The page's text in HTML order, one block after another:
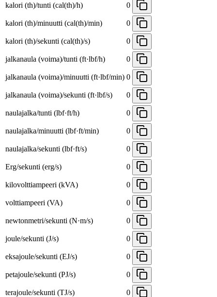
kalori (th)/tunti (cal(th)/h) 0
kalori (th)/minuutti (cal(th)/min) 0
kalori (th)/sekunti (cal(th)/s) 0
jalkanaula (voima)/tunti (ft·lbf/h) 0
jalkanaula (voima)/minuutti (ft·lbf/min) 0
jalkanaula (voima)/sekunti (ft·lbf/s) 0
naulajalka/tunti (lbf·ft/h) 0
naulajalka/minuutti (lbf·ft/min) 0
naulajalka/sekunti (lbf·ft/s) 0
Erg/sekunti (erg/s) 0
kilovolttiampeeri (kVA) 0
volttiampeeri (VA) 0
newtonmetri/sekunti (N·m/s) 0
joule/sekunti (J/s) 0
eksajoule/sekunti (EJ/s) 0
petajoule/sekunti (PJ/s) 0
terajoule/sekunti (TJ/s) 0